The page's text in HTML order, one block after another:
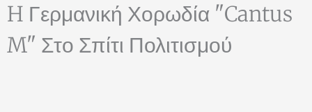
k
H Γερμανική Χορωδία "Cantus
M" Στο Σπίτι Πολιτισμού